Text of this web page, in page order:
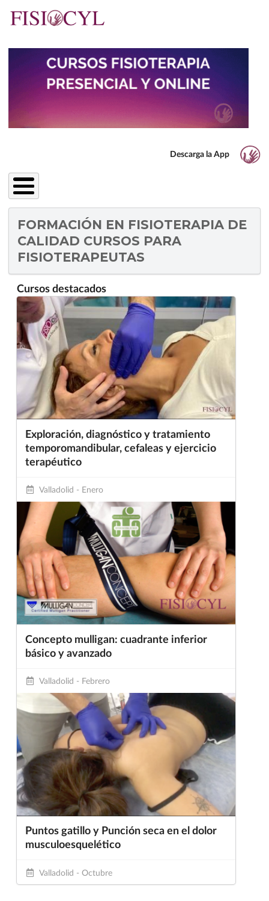
contenido
Descarga la App
FORMACIÓN EN FISIOTERAPIA DE
CALIDAD CURSOS PARA
FISIOTERAPEUTAS
Cursos destacados
Exploración, diagnóstico y tratamiento
temporomandibular, cefaleas y ejercicio
terapéutico
Valladolid - Enero
Concepto mulligan: cuadrante inferior
básico y avanzado
Valladolid - Febrero
Puntos gatillo y Punción seca en el dolor
musculoesquelético
Valladolid - Octubre